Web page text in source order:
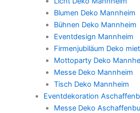
Blumen Deko Mannheim
Bühnen Deko Mannheim
Eventdesign Mannheim
Firmenjubiläum Deko
Mottoparty Deko
Messe Deko Mannheim
Tisch Deko Mannheim
Eventdekoration
Messe Deko